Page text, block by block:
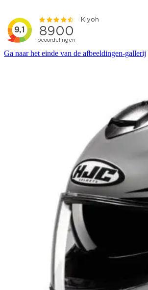
Ga naar het einde van de afbeeldingen-gallerij